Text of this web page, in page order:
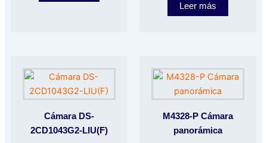
Leer más
Cámara DS-
2CD1043G2-LIU(F)
M4328-P Cámara
panorámica